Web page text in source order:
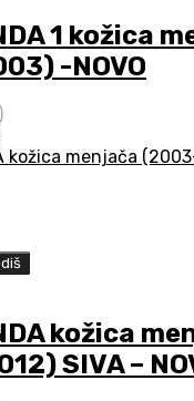
1 kožica
-NOVO
kožica
SIVA –